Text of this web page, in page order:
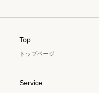
Top
トップページ
Service